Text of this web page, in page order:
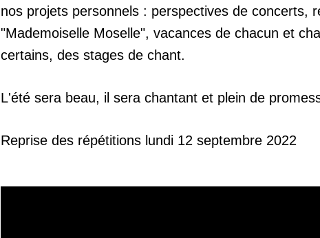
nos projets personnels : perspectives de concerts,
"Mademoiselle Moselle", vacances de chacun et
certains, des stages de chant.
L'été sera beau, il sera chantant et plein de
Reprise des répétitions lundi 12 septembre 2022